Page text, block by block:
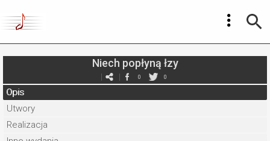
Niech popłyną łzy
0 0
Opis
Utwory
Realizacja